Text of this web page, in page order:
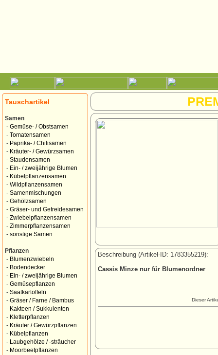
Tauschartikel
Samen
- Gemüse- / Obstsamen
- Tomatensamen
- Paprika- / Chilisamen
- Kräuter- / Gewürzsamen
- Staudensamen
- Ein- / zweijährige Blumen
- Kübelpflanzensamen
- Wildpflanzensamen
- Samenmischungen
- Gehölzsamen
- Gräser- und Getreidesamen
- Zwiebelpflanzensamen
- Zimmerpflanzensamen
- sonstige Samen
Pflanzen
- Blumenzwiebeln
- Bodendecker
- Ein- / zweijährige Blumen
- Gemüsepflanzen
- Saatkartoffeln
- Gräser / Farne / Bambus
- Kakteen / Sukkulenten
- Kletterpflanzen
- Kräuter / Gewürzpflanzen
- Kübelpflanzen
-
Laubgehölze / -sträucher
- Moorbeetpflanzen
Beschreibung (Artikel-ID: 1783355219):
Cassis Minze nur für Blumenordner
Dieser